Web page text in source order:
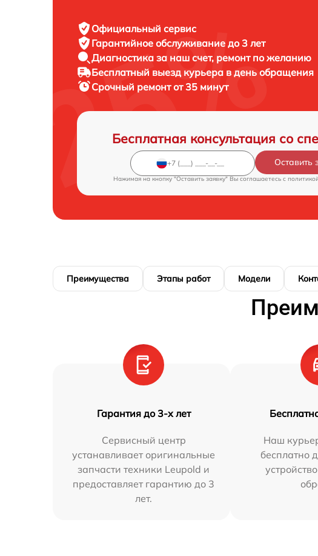
Официальный сервис
Гарантийное обслуживание до 3 лет
Диагностика за наш счет, ремонт по желанию
Бесплатный выезд курьера в день обращения
Срочный ремонтот 35 минут
Бесплатная консультация со
Оставить
Нажимая на кнопку "Оставить заявку" Вы соглашаетесь c
Преимущества Этапы работ Модели
Гарантия до 3-х лет
Сервисный центр
устанавливает оригинальные
запчасти техники Leupold и
предоставляет гарантию до 3
лет.
Наш
бесплатно